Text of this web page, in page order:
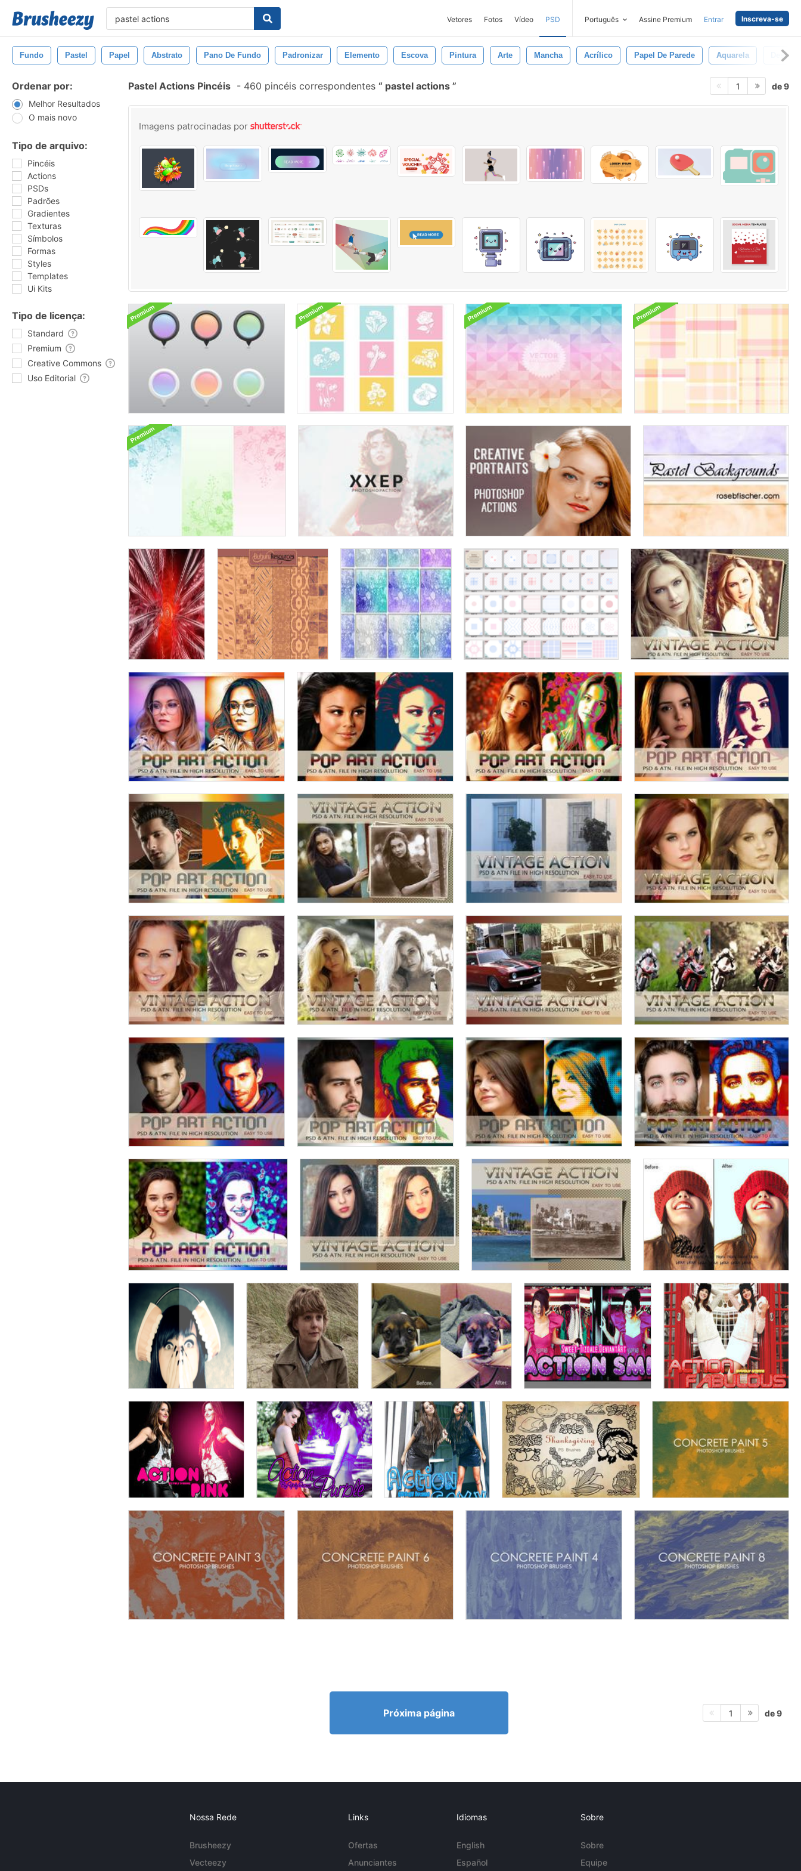
Vetores Fotos Vídeo PSD Português Assine Premium Entrar Inscreva-se
Fundo Pastel Papel Abstrato Pano De Fundo Padronizar Elemento Escova Pintura Arte Mancha Acrílico Papel De Parede Aquarela
Ordenar por:
Melhor Resultados
O mais novo
Tipo de arquivo:
Pincéis
Actions
PSDs
Padrões
Gradientes
Texturas
Símbolos
Formas
Styles
Templates
Ui Kits
Tipo de licença:
Standard
Premium
Creative Commons
Uso Editorial
Pastel Actions Pincéis - 460 pincéis correspondentes pastel actions 1 de 9
Imagens patrocinadas por
Próxima página 1 de 9
Nossa Rede
Brusheezy
Vecteezy
Links
Ofertas
Anunciantes
Idiomas
English
Español
Sobre
Sobre
Equipe